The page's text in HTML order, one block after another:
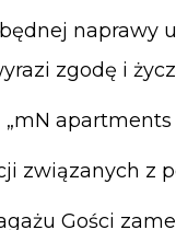
naprawy
zgodę i
„mN
Gości